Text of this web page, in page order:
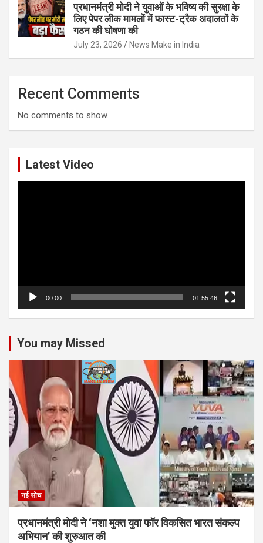
प्रधानमंत्री मोदी ने युवाओं के भविष्य की सुरक्षा के
लिए पेपर लीक मामलों में फास्ट-ट्रैक अदालतों के
गठन की घोषणा की
July 23, 2026 News Make in India
Recent Comments
No comments to show.
Latest Video
00:00 01:55:46
You may Missed
नई सोच
प्रधानमंत्री मोदी ने ‘नशा मुक्त युवा फॉर विकसित भारत संकल्प
अभियान’ की शुरुआत की